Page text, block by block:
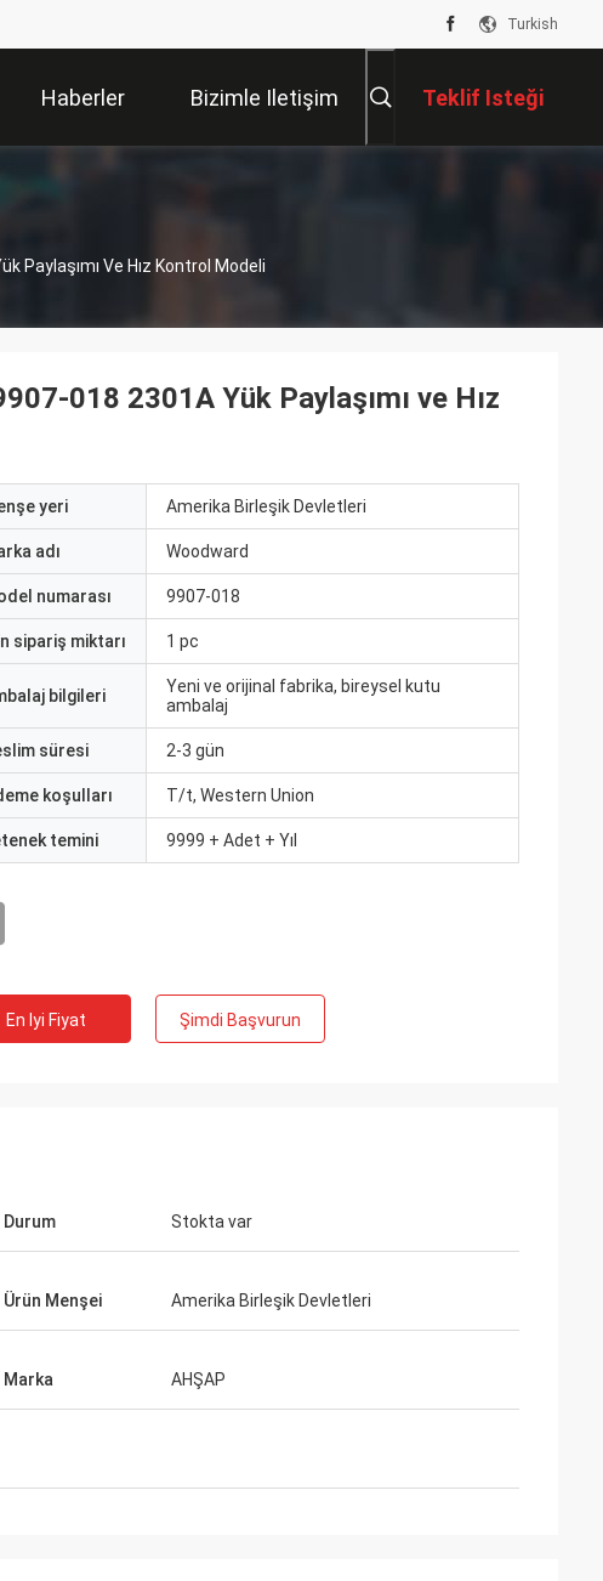
Turkish
Haberler Bizimle Iletişim Teklif Isteği
Paylaşımı Ve Hız Kontrol Modeli
018 2301A Yük Paylaşımı ve Hız
yeri Amerika Birleşik Devletleri
adı Woodward
numarası 9907-018
sipariş miktarı 1 pc
bilgileri
Yeni ve orijinal fabrika, bireysel kutu
ambalaj
süresi 2-3 gün
koşulları T/t, Western Union
temini 9999 + Adet + Yıl
En Iyi Fiyat Şimdi Başvurun
Durum Stokta var
Ürün Menşei Amerika Birleşik Devletleri
Marka AHŞAP